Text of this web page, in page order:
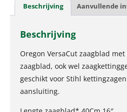
Beschrijving Aanvullende
Beschrijving
Oregon VersaCut zaagblad
zaagblad, ook wel
geschikt voor Stihl
aansluiting.